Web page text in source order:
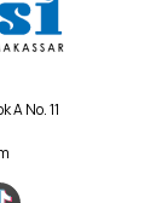
A No. 11